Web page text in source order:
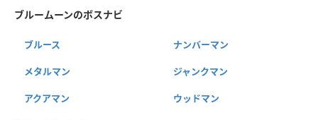
ブルームーンのボスナビ
ブルース ナンバーマン
メタルマン ジャンクマン
アクアマン ウッドマン